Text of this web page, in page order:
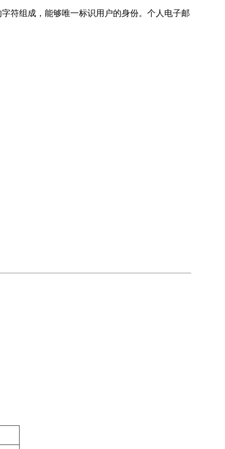
符组成，能够唯一标识用户的身份。个人电子邮